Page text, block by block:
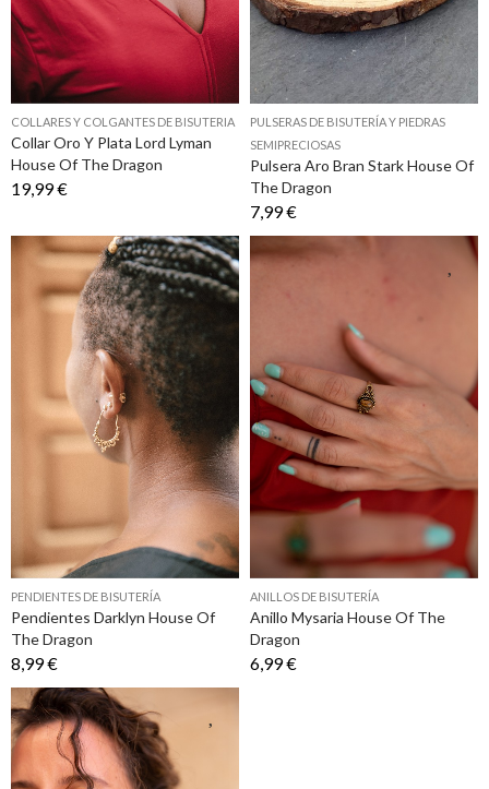
COLLARES Y COLGANTES DE BISUTERIA
Collar Oro Y Plata Lord Lyman
House Of The Dragon
19,99 €
PULSERAS DE BISUTERÍA Y PIEDRAS
SEMIPRECIOSAS
Pulsera Aro Bran Stark House Of
The Dragon
7,99 €
PENDIENTES DE BISUTERÍA
Pendientes Darklyn House Of
The Dragon
8,99 €
ANILLOS DE BISUTERÍA
Anillo Mysaria House Of The
Dragon
6,99 €